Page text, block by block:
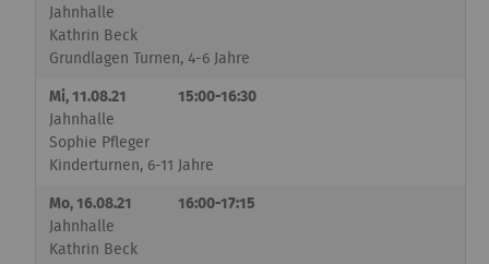
Jahnhalle
Kathrin Beck
Grundlagen Turnen, 4-6 Jahre
Mi, 11.08.21
15:00-16:30
Jahnhalle
Sophie Pfleger
Kinderturnen, 6-11 Jahre
Mo, 16.08.21
16:00-17:15
Jahnhalle
Kathrin Beck